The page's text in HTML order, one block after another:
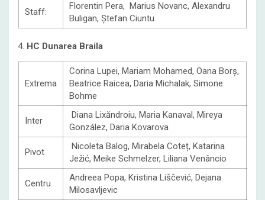
Staff:
Florentin Pera, Marius Novanc, Alexandru
Buligan, Ștefan Ciuntu
4. HC Dunarea Braila
Extrema
Corina Lupei, Mariam Mohamed, Oana Borș,
Beatrice Raicea, Daria Michalak, Simone
Bohme
Inter
Diana Lixăndroiu, Maria Kanaval, Mireya
González, Daria Kovarova
Pivot
Nicoleta Balog, Mirabela Coteț, Katarina
Ježić, Meike Schmelzer, Liliana Venâncio
Centru
Andreea Popa, Kristina Liščević, Dejana
Milosavljevic